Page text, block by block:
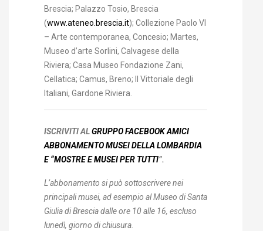
Brescia; Palazzo Tosio, Brescia
(www.ateneo.brescia.it); Collezione Paolo VI
– Arte contemporanea, Concesio; Martes,
Museo d’arte Sorlini, Calvagese della
Riviera; Casa Museo Fondazione Zani,
Cellatica; Camus, Breno; Il Vittoriale degli
Italiani, Gardone Riviera.
ISCRIVITI ALGRUPPO FACEBOOK AMICI
ABBONAMENTO MUSEI DELLA LOMBARDIA
E “MOSTRE E MUSEI PER TUTTI”.
L’abbonamento si può sottoscrivere nei
principali musei, ad esempio al Museo di Santa
Giulia di Brescia dalle ore 10 alle 16, escluso
lunedì, giorno di chiusura.